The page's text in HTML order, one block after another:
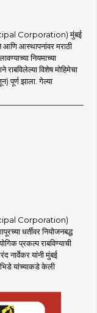
Corporation) मुंबई
आणि आस्थापनांवर मराठी
नियमाच्या
विशेष मोहिमेचा
पूर्ण झाला. गेल्या
Corporation)
धर्तीवर नियोजनबद्ध
प्रकल्प राबविण्याची
नार्वेकर यांनी मुंबई
यांच्याकडे केली